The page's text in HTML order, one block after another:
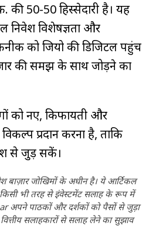
50-50 हिस्सेदारी है। यह
निवेश विशेषज्ञता और
को जियो की डिजिटल पहुंच
की समझ के साथ जोड़ने का
को नए, किफायती और
प्रदान करना है, ताकि
से जुड़ सकें।
जोखिमों के अधीन है। ये आर्टिकल
भी तरह से इंवेस्टमेंट सलाह के रूप में
अपने पाठकों और दर्शकों को पैसों से जुड़ा
सलाहकारों से सलाह लेने का सुझाव